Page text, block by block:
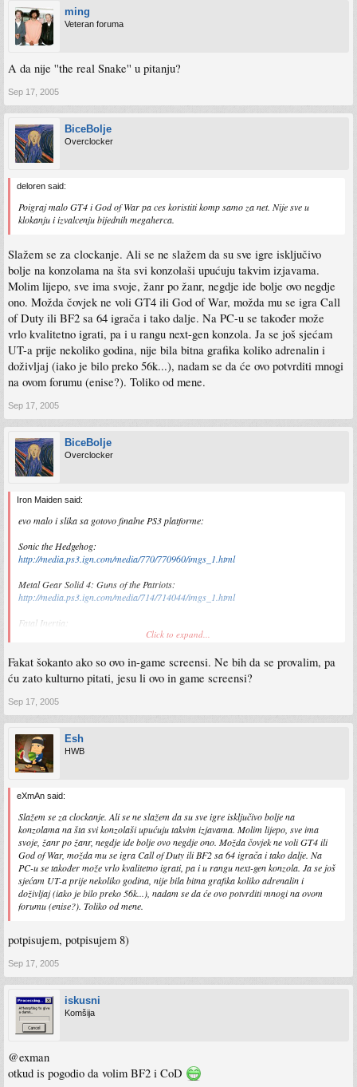
ming
Veteran foruma
A da nije ''the real Snake'' u pitanju?
Sep 17, 2005
BiceBolje
Overclocker
deloren said:
Poigraj malo GT4 i God of War pa ces koristiti komp samo za net. Nije sve u
klokanju i izvalcenju bijednih megaherca.
Slažem se za clockanje. Ali se ne slažem da su sve igre isključivo
bolje na konzolama na šta svi konzolaši upućuju takvim izjavama.
Molim lijepo, sve ima svoje, žanr po žanr, negdje ide bolje ovo negdje
ono. Možda čovjek ne voli GT4 ili God of War, možda mu se igra Call
of Duty ili BF2 sa 64 igrača i tako dalje. Na PC-u se također može
vrlo kvalitetno igrati, pa i u rangu next-gen konzola. Ja se još sjećam
UT-a prije nekoliko godina, nije bila bitna grafika koliko adrenalin i
doživljaj (iako je bilo preko 56k...), nadam se da će ovo potvrditi mnogi
na ovom forumu (enise?). Toliko od mene.
Sep 17, 2005
BiceBolje
Overclocker
Iron Maiden said:
evo malo i slika sa gotovo finalne PS3 platforme:
Sonic the Hedgehog:
http://media.ps3.ign.com/media/770/770960/imgs_1.html
Metal Gear Solid 4: Guns of the Patriots:
http://media.ps3.ign.com/media/714/714044/imgs_1.html
Fatal Inertia:
http://media.ps3.ign.com/media/749/749967/imgs_1.html
WarHawk:
http://media.ps3.ign.com/media/748/7484 ... 87003.html
Genji 2:
Posto je TGS jos uvijek u toku, za vise informacija pratite:
http://www.gamespot.com/ps3/index.html
http://ps3.ign.com/
http://xbox360.ign.com/
Enjoy! :shock:
Click to expand...
Fakat šokanto ako so ovo in-game screensi. Ne bih da se provalim, pa
ću zato kulturno pitati, jesu li ovo in game screensi?
Sep 17, 2005
Esh
HWB
eXmAn said:
Slažem se za clockanje. Ali se ne slažem da su sve igre isključivo bolje na
konzolama na šta svi konzolaši upućuju takvim izjavama. Molim lijepo, sve ima
svoje, žanr po žanr, negdje ide bolje ovo negdje ono. Možda čovjek ne voli GT4 ili
God of War, možda mu se igra Call of Duty ili BF2 sa 64 igrača i tako dalje. Na
PC-u se također može vrlo kvalitetno igrati, pa i u rangu next-gen konzola. Ja se još
sjećam UT-a prije nekoliko godina, nije bila bitna grafika koliko adrenalin i
doživljaj (iako je bilo preko 56k...), nadam se da će ovo potvrditi mnogi na ovom
forumu (enise?). Toliko od mene.
potpisujem, potpisujem 8)
Sep 17, 2005
iskusni
Komšija
@exman
otkud is pogodio da volim BF2 i CoD